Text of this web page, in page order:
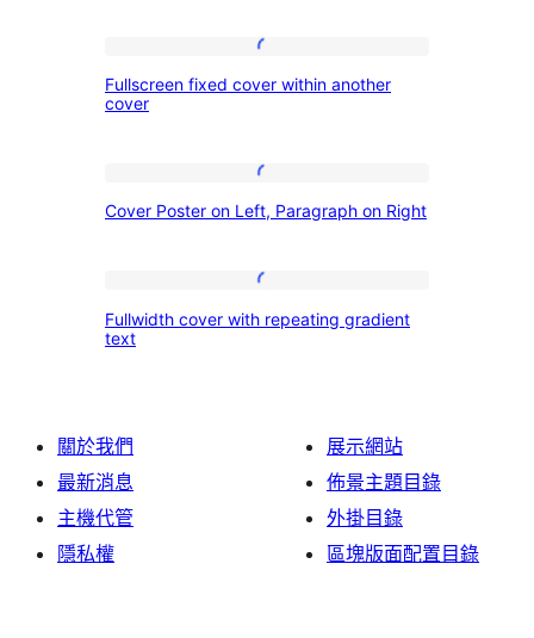
fixed
another
Fullscreen fixed cover within another
cover
Poster
Paragraph
Cover Poster on Left, Paragraph on Right
cover
gradient
Fullwidth cover with repeating gradient
text
關於我們
最新消息
主機代管
隱私權
展示網站
佈景主題目錄
外掛目錄
區塊版面配置目錄